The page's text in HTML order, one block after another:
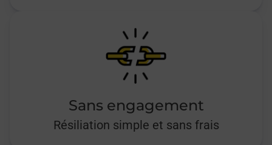
Sans engagement
Résiliation simple et sans frais